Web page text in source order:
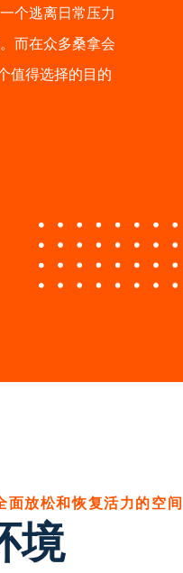
个逃离日常压力
而在众多桑拿会
值得选择的目的
面放松和恢复活力的空间
境